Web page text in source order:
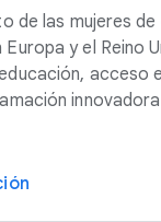
de las mujeres
y el Reino
acceso